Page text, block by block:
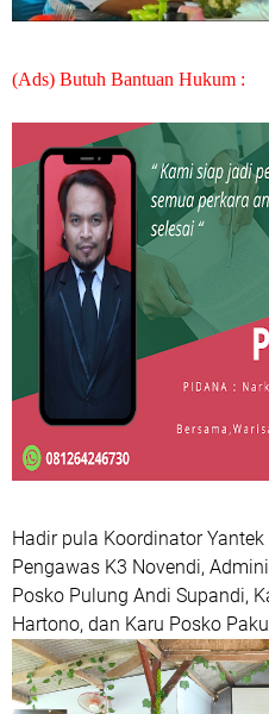
(Ads) Butuh Bantuan Hukum :
Hadir pula Koordinator Yantek
Pengawas K3 Novendi,
Posko Pulung Andi Supandi,
Hartono, dan Karu Posko